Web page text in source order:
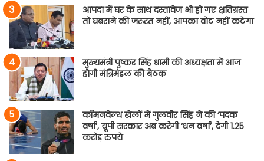
आपदा में घर के साथ दस्तावेज भी हो गए क्षतिग्रस्त
तो घबराने की जरूरत नहीं, आपका वोट नहीं कटेगा
मुख्यमंत्री पुष्कर सिंह धामी की अध्यक्षता में आज
होगी मंत्रिमंडल की बैठक
कॉमनवेल्थ खेलों में गुलवीर सिंह ने की ‘पदक
वर्षा’, यूपी सरकार अब करेगी ‘धन वर्षा’, देगी 1.25
करोड़ रुपये